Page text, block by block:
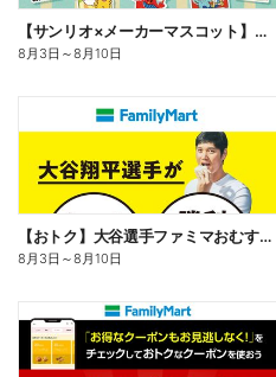
【サンリオ×メーカーマスコット】オリジナルグッズ貰える!
8月3日 ～8月10日
【おトク】大谷選手ファミマおむすび割
8月3日 ～8月10日